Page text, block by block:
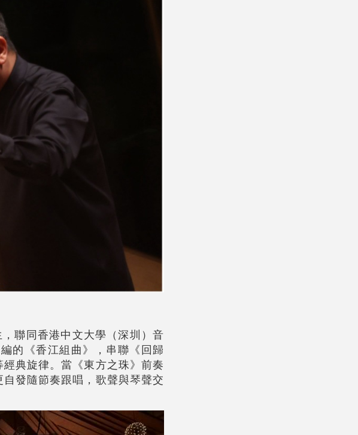
聯同香港中文大學（深圳）音
的《香江組曲》，串聯《回歸
典旋律。當《東方之珠》前奏
發隨節奏跟唱，歌聲與琴聲交